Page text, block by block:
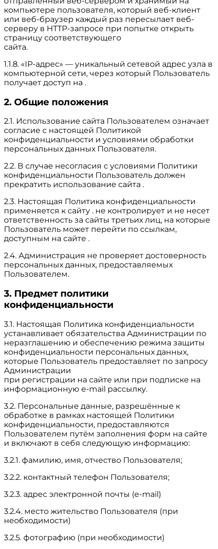
компьютере пользователя, который веб-клиент
или веб-браузер каждый раз пересылает веб-
серверу в HTTP-запросе при попытке открыть
страницу соответствующего
сайта.
1.1.8. «IP-адрес» — уникальный сетевой адрес узла в
компьютерной сети, через который Пользователь
получает доступ на .
2. Общие положения
2.1. Использование сайта Пользователем означает
согласие с настоящей Политикой
конфиденциальности и условиями обработки
персональных данных Пользователя.
2.2. В случае несогласия с условиями Политики
конфиденциальности Пользователь должен
прекратить использование сайта .
2.3. Настоящая Политика конфиденциальности
применяется к сайту . не контролирует и не несет
ответственность за сайты третьих лиц, на которые
Пользователь может перейти по ссылкам,
доступным на сайте .
2.4. Администрация не проверяет достоверность
персональных данных, предоставляемых
Пользователем.
3. Предмет политики
конфиденциальности
3.1. Настоящая Политика конфиденциальности
устанавливает обязательства Администрации по
неразглашению и обеспечению режима защиты
конфиденциальности персональных данных,
которые Пользователь предоставляет по запросу
Администрации
при регистрации на сайте или при подписке на
информационную e-mail рассылку.
3.2. Персональные данные, разрешённые к
обработке в рамках настоящей Политики
конфиденциальности, предоставляются
Пользователем путём заполнения форм на сайте
и включают в себя следующую информацию:
3.2.1. фамилию, имя, отчество Пользователя;
3.2.2. контактный телефон Пользователя;
3.2.3. адрес электронной почты (e-mail)
3.2.4. место жительство Пользователя (при
необходимости)
3.2.5. фотографию (при необходимости)